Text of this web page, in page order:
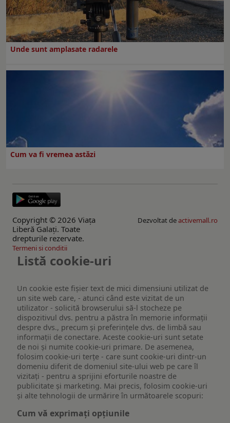
Unde sunt amplasate radarele
Cum va fi vremea astăzi
Copyright © 2026 Viaţa
Liberă Galaţi. Toate
drepturile rezervate.
Dezvoltat deactivemall.ro
Termeni si conditii
Listă cookie-uri
Un cookie este fişier text de mici dimensiuni utilizat de
un site web care, - atunci când este vizitat de un
utilizator - solicită browserului să-l stocheze pe
dispozitivul dvs. pentru a păstra în memorie informații
despre dvs., precum și preferințele dvs. de limbă sau
informații de conectare. Aceste cookie-uri sunt setate
de noi și numite cookie-uri primare. De asemenea,
folosim cookie-uri terțe - care sunt cookie-uri dintr-un
domeniu diferit de domeniul site-ului web pe care îl
vizitați - pentru a sprijini eforturile noastre de
publicitate și marketing. Mai precis, folosim cookie-uri
și alte tehnologii de urmărire în următoarele scopuri:
Cum vă exprimați opțiunile